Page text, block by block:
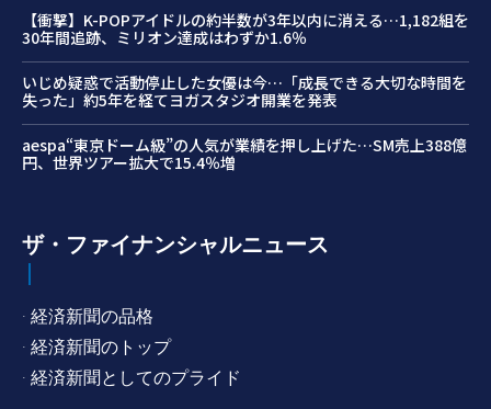
【衝撃】K-POPアイドルの約半数が3年以内に消える…1,182組を
30年間追跡、ミリオン達成はわずか1.6％
いじめ疑惑で活動停止した女優は今…「成長できる大切な時間を
失った」約5年を経てヨガスタジオ開業を発表
aespa“東京ドーム級”の人気が業績を押し上げた…SM売上388億
円、世界ツアー拡大で15.4％増
ザ・ファイナンシャルニュース
· 経済新聞の品格
· 経済新聞のトップ
· 経済新聞としてのプライド